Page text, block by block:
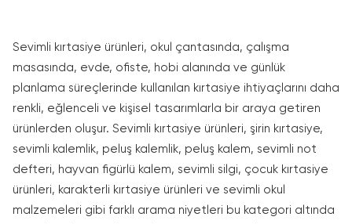
Sevimli kırtasiye ürünleri, okul çantasında, çalışma
masasında, evde, ofiste, hobi alanında ve günlük
planlama süreçlerinde kullanılan kırtasiye ihtiyaçlarını daha
renkli, eğlenceli ve kişisel tasarımlarla bir araya getiren
ürünlerden oluşur. Sevimli kırtasiye ürünleri, şirin kırtasiye,
sevimli kalemlik, peluş kalemlik, peluş kalem, sevimli not
defteri, hayvan figürlü kalem, sevimli silgi, çocuk kırtasiye
ürünleri, karakterli kırtasiye ürünleri ve sevimli okul
malzemeleri gibi farklı arama niyetleri bu kategori altında